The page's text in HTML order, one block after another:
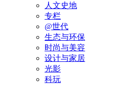
人文史地
专栏
@世代
生态与环保
时尚与美容
设计与家居
光影
科玩